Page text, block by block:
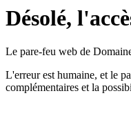
Désolé,
Le pare-feu web de
L'erreur est humaine, et le
complémentaires et la